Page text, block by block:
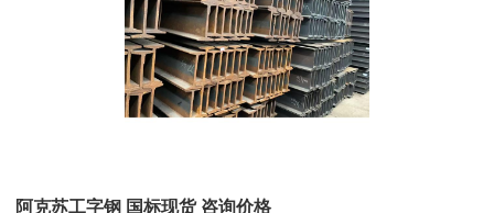
阿克苏工字钢 国标现货 咨询价格